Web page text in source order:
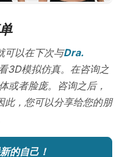
可以在下次与Dra.
3D模拟仿真。在咨询之
或者脸庞。咨询之后，
此，您可以分享给您的朋
的自己！